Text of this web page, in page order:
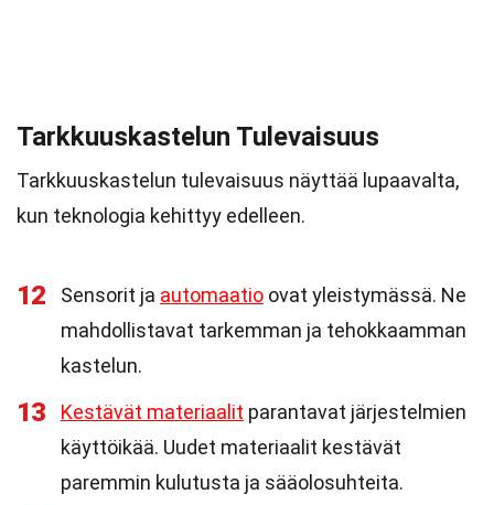
Tarkkuuskastelun Tulevaisuus
Tarkkuuskastelun tulevaisuus näyttää lupaavalta,
kun teknologia kehittyy edelleen.
12 Sensorit ja automaatio ovat yleistymässä. Ne
mahdollistavat tarkemman ja tehokkaamman
kastelun.
13 Kestävät materiaalit parantavat järjestelmien
käyttöikää. Uudet materiaalit kestävät
paremmin kulutusta ja sääolosuhteita.